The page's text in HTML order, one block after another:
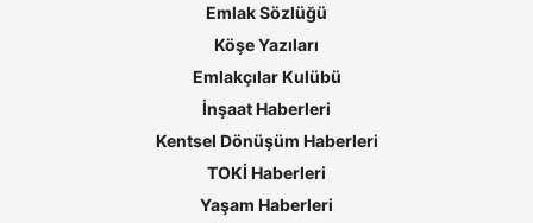
Emlak Sözlüğü
Köşe Yazıları
Emlakçılar Kulübü
İnşaat Haberleri
Kentsel Dönüşüm Haberleri
TOKİ Haberleri
Yaşam Haberleri